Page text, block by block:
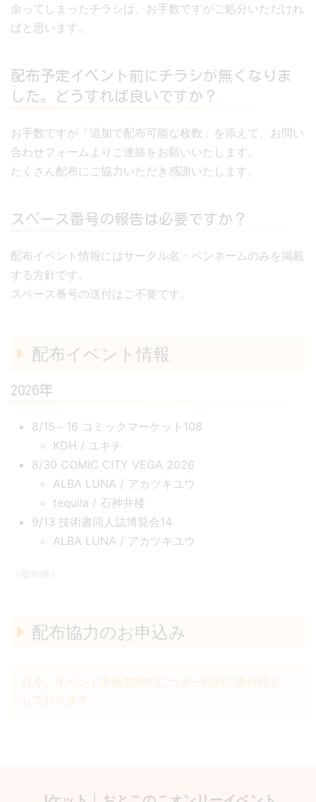
余ってしまったチラシは、お手数ですがご処分いただけれ
ばと思います。
​配布予定イベント前にチラシが無くなりま
した。どうすれば良いですか？
お手数ですが「追加で配布可能な枚数」を添えて、お問い
合わせフォームよりご連絡をお願いいたします。
たくさん配布にご協力いただき感謝いたします。
スペース番号の報告は必要ですか？
配布イベント情報にはサークル名・ペンネームのみを掲載
する方針です。
スペース番号の送付はご不要です。
配布イベント情報
2026年
8/15～16 コミックマーケット108
KDH / ユキチ
8/30 COMIC CITY VEGA 2026
ALBA LUNA / アカツキユウ
tequila / 石神井楼
9/13 技術書同人誌博覧会14
ALBA LUNA / アカツキユウ
配布協力のお申込み
只今、イベント準備期間中につき一時的に受付停止
しております